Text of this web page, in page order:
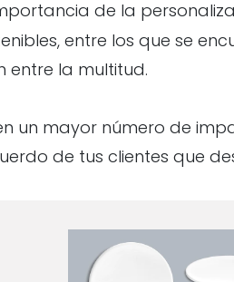
de la
entre los que se
entre la multitud.
un mayor número de
de tus clientes que